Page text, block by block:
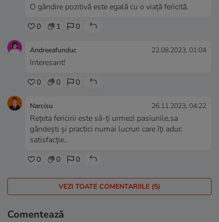
O gândire pozitivă este egală cu o viață fericită.
0 1 0
Andreeafunduc 22.08.2023, 01:04
Interesant!
0 0 0
Narcisu 26.11.2023, 04:22
Rețeta fericirii este să-ți urmezi pasiunile,sa
gândești și practici numai lucruri care îți aduc
satisfacție..
0 0 0
VEZI TOATE COMENTARIILE (5)
Comentează